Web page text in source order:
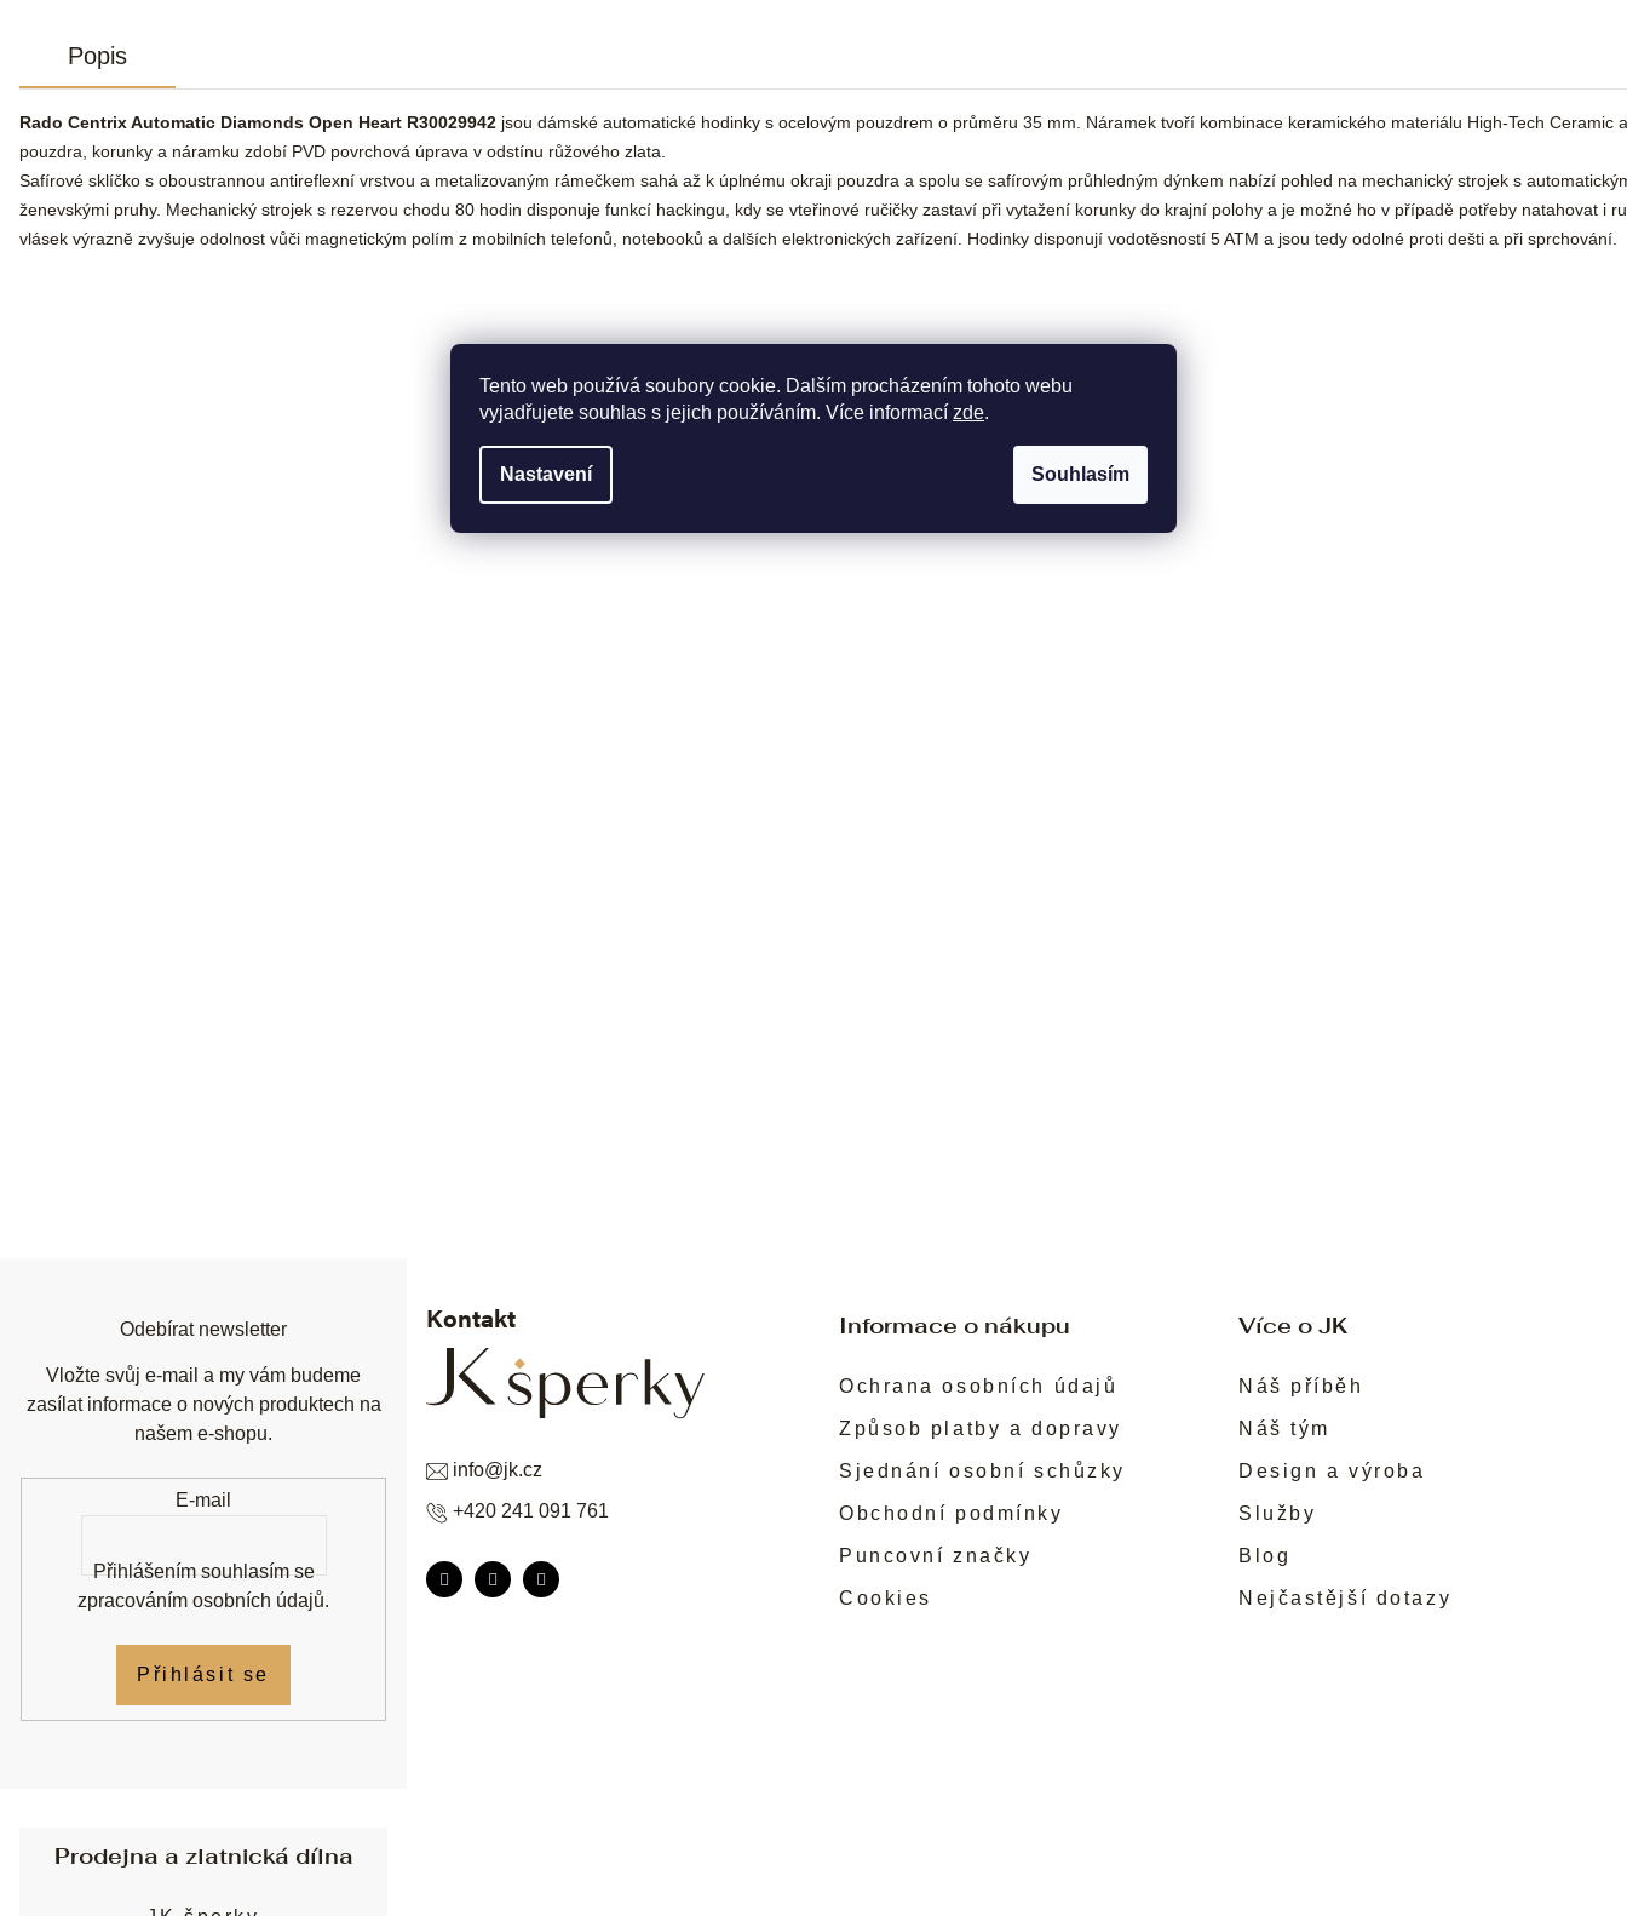
Tento web používá soubory cookie. Dalším procházením tohoto webu
vyjadřujete souhlas s jejich používáním. Více informací zde.
Nastavení Souhlasím
Popis
Rado Centrix Automatic Diamonds Open Heart R30029942 jsou dámské automatické hodinky s ocelovým pouzdrem o průměru 35 mm. Náramek tvoří kombinace keramického materiálu High-Tech Ceramic
pouzdra, korunky a náramku zdobí PVD povrchová úprava v odstínu růžového zlata.
Safírové sklíčko s oboustrannou antireflexní vrstvou a metalizovaným rámečkem sahá až k úplnému okraji pouzdra a spolu se safírovým průhledným dýnkem nabízí pohled na mechanický strojek s
ženevskými pruhy. Mechanický strojek s rezervou chodu 80 hodin disponuje funkcí hackingu, kdy se vteřinové ručičky zastaví při vytažení korunky do krajní polohy a je možné ho v případě potřeby natahovat i
vlásek výrazně zvyšuje odolnost vůči magnetickým polím z mobilních telefonů, notebooků a dalších elektronických zařízení. Hodinky disponují vodotěsností 5 ATM a jsou tedy odolné proti dešti a při sprchování.
Informace o nákupu
Ochrana osobních údajů
Způsob platby a dopravy
Sjednání osobní schůzky
Obchodní podmínky
Puncovní značky
Cookies
Více o JK
Náš příběh
Náš tým
Design a výroba
Služby
Blog
Nejčastější dotazy
Kontakt
info@jk.cz
+420 241 091 761
Odebírat newsletter
Vložte svůj e-mail a my vám budeme
zasílat informace o nových produktech na
našem e-shopu.
E-mail
Přihlášením souhlasím se
zpracováním osobních údajů.
Přihlásit se
Prodejna a zlatnická dílna